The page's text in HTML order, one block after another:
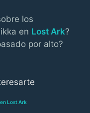
los
en Lost Ark?
por alto?
Lost Ark